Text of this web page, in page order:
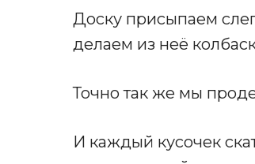
Доску присыпаем
делаем из неё
Точно так же мы
И каждый кусочек